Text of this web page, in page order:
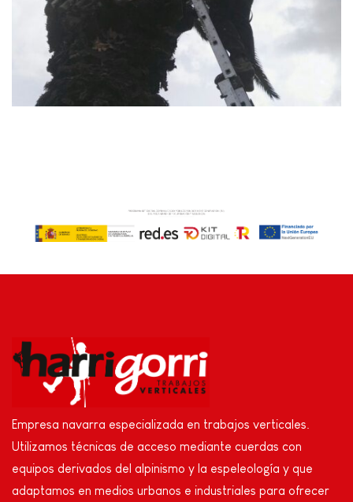
Empresa navarra especializada en trabajos verticales.
Utilizamos técnicas de acceso mediante cuerdas con
equipos derivados del alpinismo y la espeleología y que
adaptamos en medios urbanos e industriales para ofrecer